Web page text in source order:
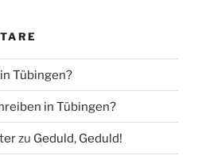
Tübingen?
in Tübingen?
zu Geduld, Geduld!